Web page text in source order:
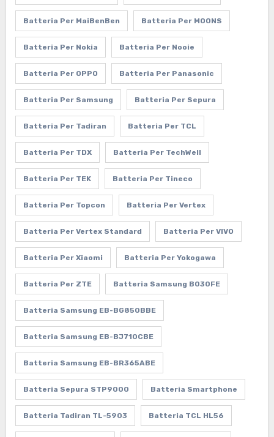
Batteria Per MaiBenBen Batteria Per MOONS
Batteria Per Nokia Batteria Per Nooie
Batteria Per OPPO Batteria Per Panasonic
Batteria Per Samsung Batteria Per Sepura
Batteria Per Tadiran Batteria Per TCL
Batteria Per TDX Batteria Per TechWell
Batteria Per TEK Batteria Per Tineco
Batteria Per Topcon Batteria Per Vertex
Batteria Per Vertex Standard Batteria Per VIVO
Batteria Per Xiaomi Batteria Per Yokogawa
Batteria Per ZTE Batteria Samsung B030FE
Batteria Samsung EB-BG850BBE
Batteria Samsung EB-BJ710CBE
Batteria Samsung EB-BR365ABE
Batteria Sepura STP9000 Batteria Smartphone
Batteria Tadiran TL-5903 Batteria TCL HL56